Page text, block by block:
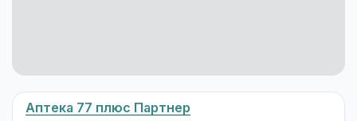
Аптека 77 плюс Партнер